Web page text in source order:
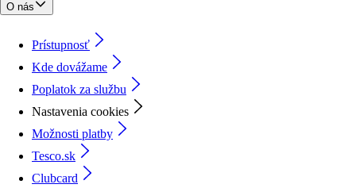
O nás
Prístupnosť
Kde dovážame
Poplatok za službu
Nastavenia cookies
Možnosti platby
Tesco.sk
Clubcard